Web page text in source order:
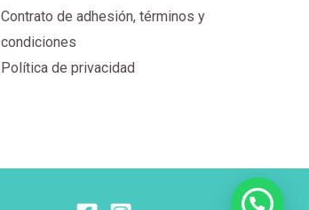
Contrato de adhesión, términos y
condiciones
Política de privacidad